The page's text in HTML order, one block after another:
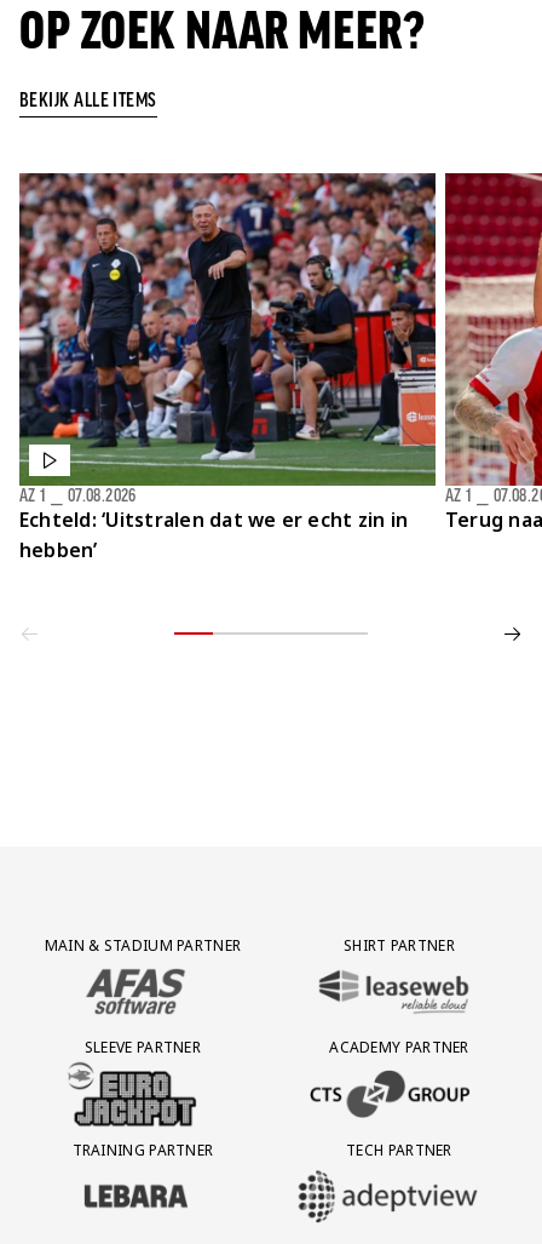
OP ZOEK NAAR MEER?
BEKIJK ALLE ITEMS
Echteld: ‘Uitstralen dat we er echt zin in
hebben’
AZ 1 07.08.2026
Terug
AZ 1
Partner Logos Grid
MAIN & STADIUM PARTNER
BEZOEK ONZE MAIN & STADIUM PARTNER AFAS SOFTWARE
SHIRT PARTNER
BEZOEK ONZE SHIRT PARTNER
SLEEVE PARTNER
BEZOEK ONZE SLEEVE PARTNER EUROJACKPOT
ACADEMY PARTNER
BEZOEK ONZE ACADEMY
TRAINING PARTNER
BEZOEK ONZE TRAINING PARTNER LEBARA
TECH PARTNER
BEZOEK ONZE TECH PARTNER